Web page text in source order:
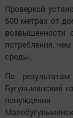
Проверкой
500 метрах от
возвышенности
потребления,
среды.
По
Бугульминский
понуждении